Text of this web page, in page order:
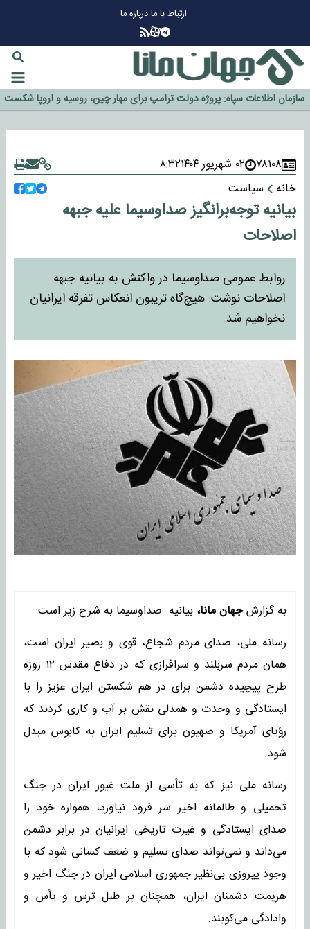
ارتباط با مادرباره ما
گزینه جدایی اوسمار روی میز مدیران پرسپولیس
آیا رئیس جمهور آمریکا قانون را دور می‌زند؟
اخراج رسمی چهره نامدار از پرسپولیس
سازمان اطلاعات سپاه: پروژه دولت ترامپ برای مهار چین، روسیه و اروپا شکست
خورد
۷۸۱۰۸ ۰۲ شهریور ۱۴۰۴
۸:۳۲
خانه
سیاست
بیانیه توجه‌برانگیز صداوسیما علیه جبهه
اصلاحات
روابط‌ عمومی صداوسیما در واکنش به بیانیه جبهه
اصلاحات نوشت: هیچ‌گاه تریبون انعکاس تفرقه ایرانیان
نخواهیم شد.
به گزارشجهان مانا، بیانیه صداوسیما به شرح زیر است:
رسانه ملی، صدای مردم شجاع، قوی و بصیر ایران است،
همان مردم سربلند و سرافرازی که در دفاع مقدس ۱۲ روزه
طرح پیچیده دشمن برای در هم شکستن ایران عزیز را با
ایستادگی و وحدت و همدلی نقش بر آب و کاری کردند که
رؤیای آمریکا و صهیون برای تسلیم ایران به کابوس مبدل
شود.
رسانه ملی نیز که به تأسی از ملت غیور ایران در جنگ
تحمیلی و ظالمانه اخیر سر فرود نیاورد، همواره خود را
صدای ایستادگی و غیرت تاریخی ایرانیان در برابر دشمن
می‌داند و نمی‌تواند صدای تسلیم و ضعف کسانی شود که با
وجود پیروزی بی‌نظیر جمهوری اسلامی ایران در جنگ اخیر و
هزیمت دشمنان ایران، همچنان بر طبل ترس و یأس و
وادادگی می‌کوبند.